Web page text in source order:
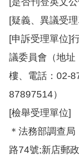
[疑義、異議受
[申訴受理單位]
議委員會（地址
樓、電話：02-
87897514）
[檢舉受理單位]
＊法務部調查
路74號;新店郵